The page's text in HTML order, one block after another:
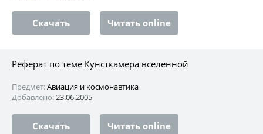
Скачать Читать online
Реферат по теме Кунсткамера вселенной
Предмет:Авиация и космонавтика
Добавлено:23.06.2005
Скачать Читать online